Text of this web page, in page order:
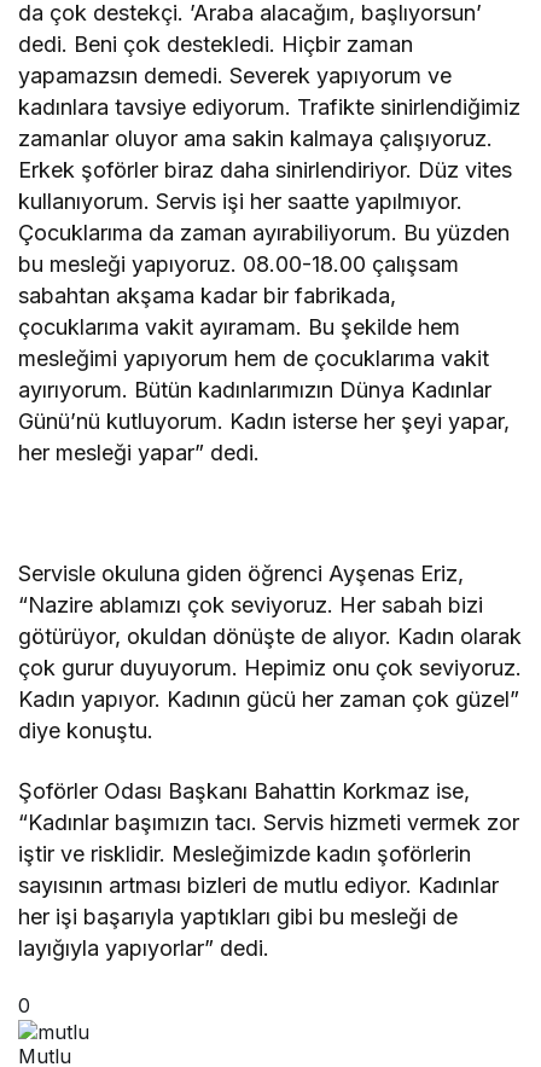
da çok destekçi. ’Araba alacağım, başlıyorsun’
dedi. Beni çok destekledi. Hiçbir zaman
yapamazsın demedi. Severek yapıyorum ve
kadınlara tavsiye ediyorum. Trafikte sinirlendiğimiz
zamanlar oluyor ama sakin kalmaya çalışıyoruz.
Erkek şoförler biraz daha sinirlendiriyor. Düz vites
kullanıyorum. Servis işi her saatte yapılmıyor.
Çocuklarıma da zaman ayırabiliyorum. Bu yüzden
bu mesleği yapıyoruz. 08.00-18.00 çalışsam
sabahtan akşama kadar bir fabrikada,
çocuklarıma vakit ayıramam. Bu şekilde hem
mesleğimi yapıyorum hem de çocuklarıma vakit
ayırıyorum. Bütün kadınlarımızın Dünya Kadınlar
Günü’nü kutluyorum. Kadın isterse her şeyi yapar,
her mesleği yapar” dedi.
Servisle okuluna giden öğrenci Ayşenas Eriz,
“Nazire ablamızı çok seviyoruz. Her sabah bizi
götürüyor, okuldan dönüşte de alıyor. Kadın olarak
çok gurur duyuyorum. Hepimiz onu çok seviyoruz.
Kadın yapıyor. Kadının gücü her zaman çok güzel”
diye konuştu.
Şoförler Odası Başkanı Bahattin Korkmaz ise,
“Kadınlar başımızın tacı. Servis hizmeti vermek zor
iştir ve risklidir. Mesleğimizde kadın şoförlerin
sayısının artması bizleri de mutlu ediyor. Kadınlar
her işi başarıyla yaptıkları gibi bu mesleği de
layığıyla yapıyorlar” dedi.
0
Mutlu